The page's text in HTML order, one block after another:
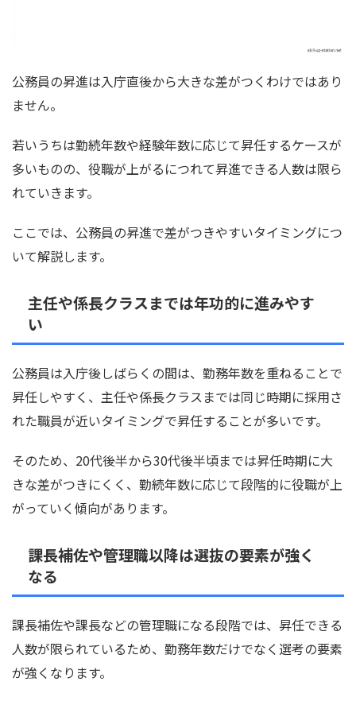
公務員の昇進は入庁直後から大きな差がつくわけではあり
ません。
若いうちは勤続年数や経験年数に応じて昇任するケースが
多いものの、役職が上がるにつれて昇進できる人数は限ら
れていきます。
ここでは、公務員の昇進で差がつきやすいタイミングにつ
いて解説します。
主任や係長クラスまでは年功的に進みやす
い
公務員は入庁後しばらくの間は、勤務年数を重ねることで
昇任しやすく、主任や係長クラスまでは同じ時期に採用さ
れた職員が近いタイミングで昇任することが多いです。
そのため、20代後半から30代後半頃までは昇任時期に大
きな差がつきにくく、勤続年数に応じて段階的に役職が上
がっていく傾向があります。
課長補佐や管理職以降は選抜の要素が強く
なる
課長補佐や課長などの管理職になる段階では、昇任できる
人数が限られているため、勤務年数だけでなく選考の要素
が強くなります。